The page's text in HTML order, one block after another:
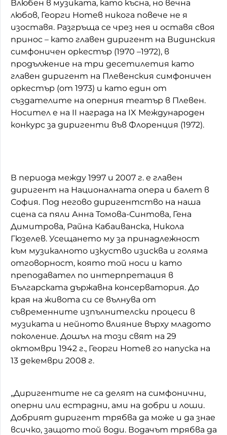
Влюбен в музиката, като късна, но вечна
любов, Георги Нотев никога повече не я
изоставя. Разгръща се чрез нея и оставя своя
принос – като главен диригент на Видинския
симфоничен оркестър (1970 –1972), в
продължение на три десетилетия като
главен диригент на Плевенския симфоничен
оркестър (от 1973) и като един от
създателите на оперния театър в Плевен.
Носител е на II награда на IX Международен
конкурс за диригенти във Флоренция (1972).
В периода между 1997 и 2007 г. е главен
диригент на Националната опера и балет в
София. Под негово диригентство на наша
сцена са пяли Анна Томова-Синтова, Гена
Димитрова, Райна Кабаиванска, Никола
Гюзелев. Усещането му за принадлежност
към музикалното изкуство изисква и голяма
отговорност, която той носи и като
преподавател по интерпретация в
Българската държавна консерватория. До
края на живота си се вълнува от
съвременните изпълнителски процеси в
музиката и нейното влияние върху младото
поколение. Дошъл на този свят на 29
октомври 1942 г., Георги Нотев го напуска на
13 декември 2008 г.
„Диригентите не са делят на симфонични,
оперни или естрадни, ами на добри и лоши.
Добрият диригент трябва да може и да знае
всичко, защото той води. Водачът трябва да